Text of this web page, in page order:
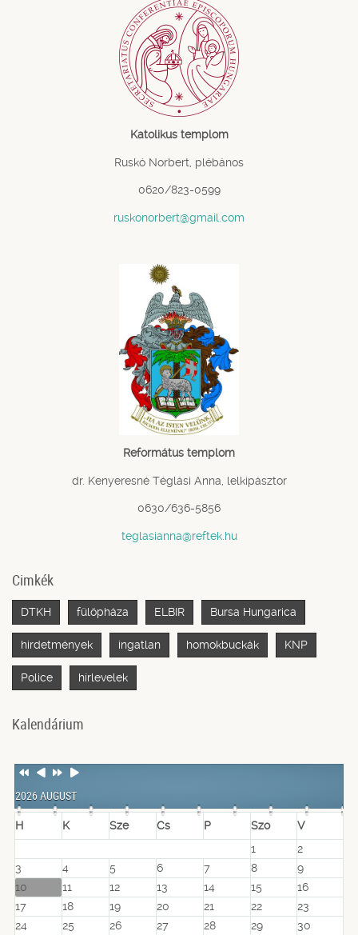
Katolikus templom
Ruskó Norbert, plébános
0620/823-0599
ruskonorbert@gmail.com
Református templom
dr. Kenyeresné Téglási Anna, lelkipásztor
0630/636-5856
teglasianna@reftek.hu
Cimkék
DTKH fülöpháza ELBIR Bursa Hungarica
hirdetmények ingatlan homokbuckák KNP
Police hírlevelek
Kalendárium
Previous
Previous
NextNext
2026 AUGUST
H K Sze Cs P Szo
V
1
2
3
4 5 6 7 8
9
10
11 12 13 14 15
16
17
18 19 20 21 22
23
24
25 26 27 28 29 30